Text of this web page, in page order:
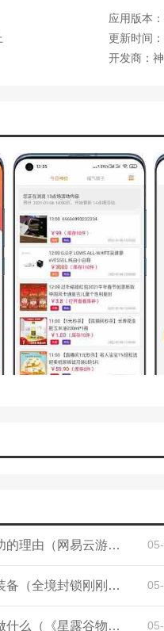
验。所有商品都有免费退换货
常齐全全面，可以更好的满足
由选择网购方式，分类丰富，
台，为用户提供了很多高品质的
多的选择，好物神单让用户能
享受更大的优惠。用户可以在
券等着你去领取。你可以在
很方便。通过短视频，可以轻
应用版本
更新时间
开发商：
网易游戏退款绝对成功的理由（网易云游戏可以退款吗）
全境封锁国土战略局装备（全境封锁刚刚30级怎么搭配装备好）
星露谷物语防风草能做什么（《星露谷物语》村长生日送什么村长喜好是什么）